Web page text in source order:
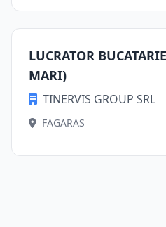
LUCRATOR
MARI)
TINERVIS GROUP SRL
FAGARAS